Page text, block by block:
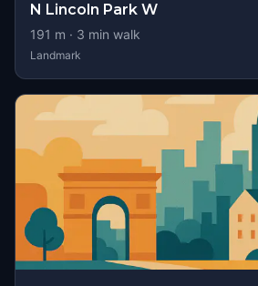
N Lincoln Park W
191 m · 3 min walk
Landmark